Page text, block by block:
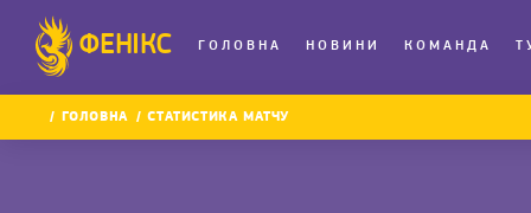
ФЕНІКС ГОЛОВНА НОВИНИ КОМАНДА
ГОЛОВНА СТАТИСТИКА МАТЧУ